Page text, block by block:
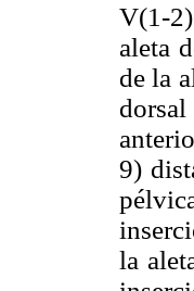
V(1-
aleta
de la
9)
la